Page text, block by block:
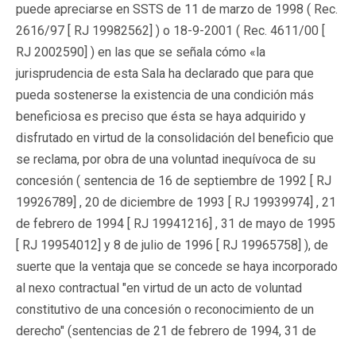
puede apreciarse en SSTS de 11 de marzo de 1998 ( Rec.
2616/97 [ RJ 19982562] ) o 18-9-2001 ( Rec. 4611/00 [
RJ 2002590] ) en las que se señala cómo «la
jurisprudencia de esta Sala ha declarado que para que
pueda sostenerse la existencia de una condición más
beneficiosa es preciso que ésta se haya adquirido y
disfrutado en virtud de la consolidación del beneficio que
se reclama, por obra de una voluntad inequívoca de su
concesión ( sentencia de 16 de septiembre de 1992 [ RJ
19926789] , 20 de diciembre de 1993 [ RJ 19939974] , 21
de febrero de 1994 [ RJ 19941216] , 31 de mayo de 1995
[ RJ 19954012] y 8 de julio de 1996 [ RJ 19965758] ), de
suerte que la ventaja que se concede se haya incorporado
al nexo contractual "en virtud de un acto de voluntad
constitutivo de una concesión o reconocimiento de un
derecho" (sentencias de 21 de febrero de 1994, 31 de